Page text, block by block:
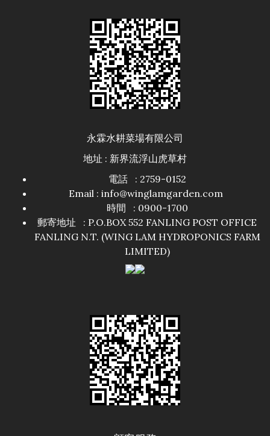
永霖水耕菜場有限公司
地址 : 新界流浮山虎草村
電話 : 2759-0152
Email : info@winglamgarden.com
時間 : 0900-1700
郵寄地址 : P.O.BOX 552 FANLING POST OFFICE
FANLING N.T. (WING LAM HYDROPONICS FARM
LIMITED)